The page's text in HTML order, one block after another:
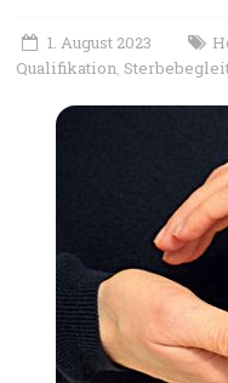
1. August 2023
Qualifikation,